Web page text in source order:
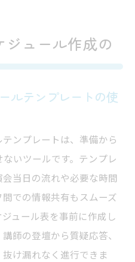
ュール作成の
ルテンプレートの使
ンプレートは、準備から
いツールです。テンプレ
当日の流れや必要な時間
での情報共有もスムーズ
ュール表を事前に作成し
師の登壇から質疑応答、
け漏れなく進行できま